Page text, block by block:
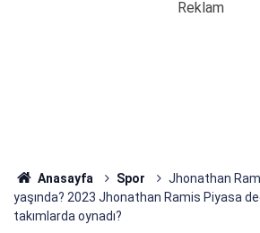
Anasayfa Spor
Jhonathan
yaşında? 2023 Jhonathan Ramis Piyasa
takımlarda oynadı?